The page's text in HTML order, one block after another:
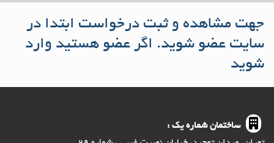
جهت مشاهده و ثبت درخواست ابتدا در
سایت عضو شوید. اگر عضو هستید وارد
شوید
ساختمان شماره یک :